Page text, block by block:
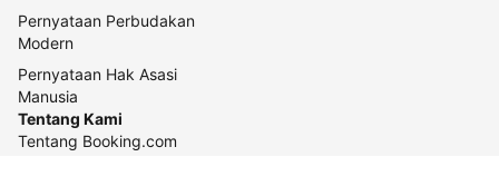
Pernyataan Perbudakan
Modern
Pernyataan Hak Asasi
Manusia
Tentang Kami
Tentang Booking.com